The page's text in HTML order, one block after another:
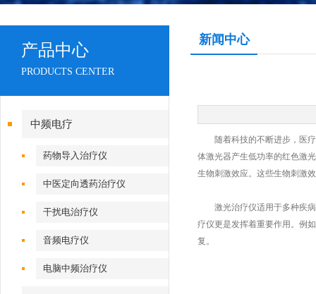
产品中心
PRODUCTS CENTER
中频电疗
药物导入治疗仪
中医定向透药治疗仪
干扰电治疗仪
音频电疗仪
电脑中频治疗仪
新闻中心
随着科技的不断进步，医疗
体激光器产生低功率的红色激
生物刺激效应。这些生物刺激
激光治疗仪适用于多种疾病
疗仪更是发挥着重要作用。例
复。